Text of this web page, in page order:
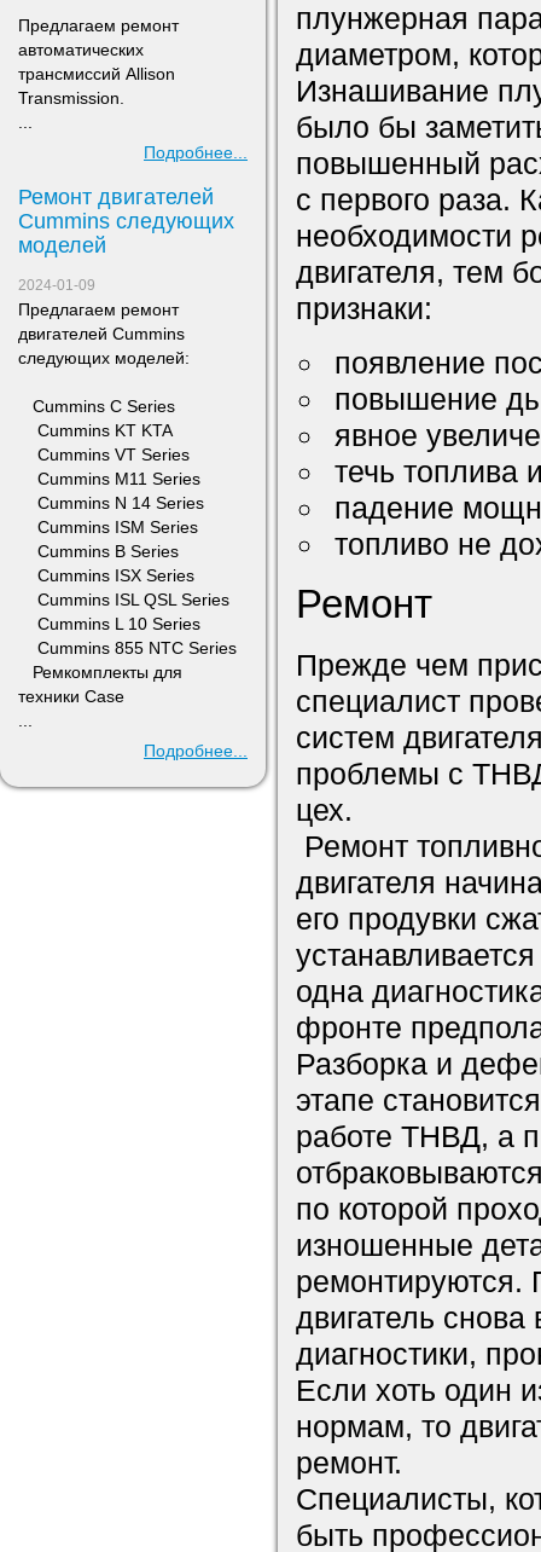
Предлагаем ремонт
автоматических
трансмиссий Allison
Transmission.
Подробнее...
Ремонт двигателей
Сummins следующих
моделей
2024-01-09
Предлагаем ремонт
двигателей Сummins
следующих моделей:
​ Cummins C Series
Cummins KT KTA
Cummins VT Series
Cummins M11 Series
Cummins N 14 Series
Cummins ISM Series
Cummins B Series
Cummins ISX Series
Cummins ISL QSL Series
Cummins L 10 Series
Cummins 855 NTC Series
Ремкомплекты для
техники Case
Подробнее...
плунжерная
диаметром,
Изнашивание
было бы
повышенный
с первого раза.
необходимости
двигателя, тем
признаки:
появление
повышение
явное
течь топлива
падение
топливо не
Ремонт
Прежде чем
специалист
систем
проблемы с
цех.
Ремонт
двигателя
его продувки
одна
фронте
Разборка и
этапе
работе ТНВД, а
по которой
изношенные
ремонтируются.
двигатель
диагностики,
Если хоть один
нормам, то
ремонт.
Специалисты,
быть